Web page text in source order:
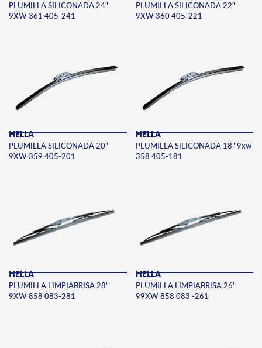
PLUMILLA SILICONADA 24"
9XW 361 405-241
PLUMILLA SILICONADA 22"
9XW 360 405-221
HELLA
PLUMILLA SILICONADA 20"
9XW 359 405-201
HELLA
PLUMILLA SILICONADA 18" 9xw
358 405-181
HELLA
PLUMILLA LIMPIABRISA 28"
9XW 858 083-281
HELLA
PLUMILLA LIMPIABRISA 26"
99XW 858 083 -261